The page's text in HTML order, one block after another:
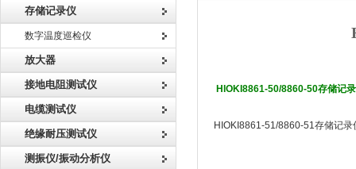
存储记录仪
数字温度巡检仪
放大器
接地电阻测试仪
电缆测试仪
绝缘耐压测试仪
测振仪/振动分析仪
HIOKI8861-50/8860-50存储记
HIOKI8861-51/8860-51存储记